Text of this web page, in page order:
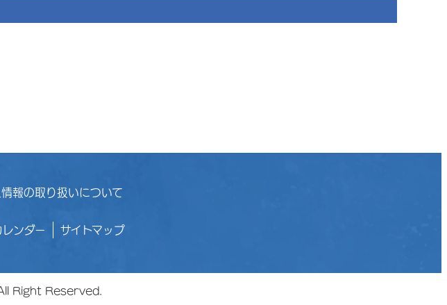
報の取り扱いについて
ンダー サイトマップ
Right Reserved.